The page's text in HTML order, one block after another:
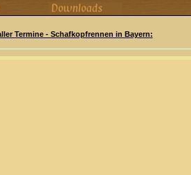
Termine - Schafkopfrennen in Bayern: